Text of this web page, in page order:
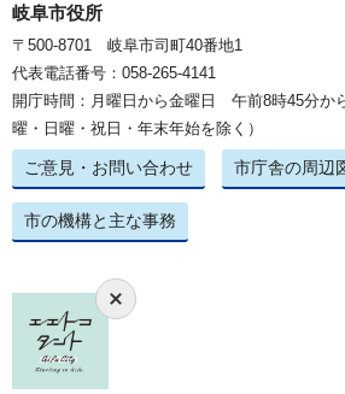
岐阜市役所
〒500-8701 岐阜市司町40番地1
代表電話番号：058-265-4141
開庁時間：月曜日から金曜日 午前8時45分か
曜・日曜・祝日・年末年始を除く）
ご意見・お問い合わせ 市庁舎の周辺
市の機構と主な事務